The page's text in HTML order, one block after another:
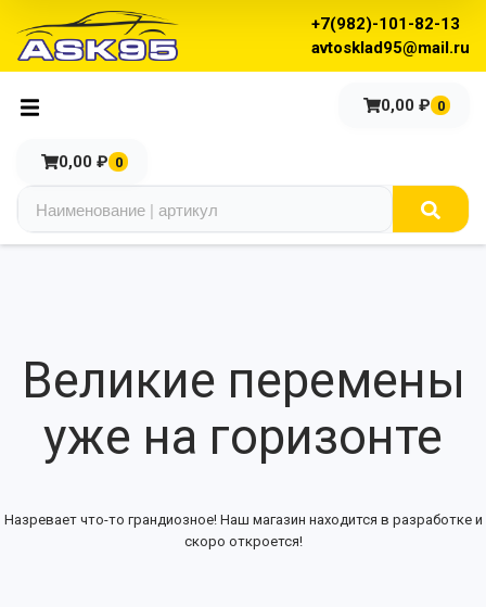
+7(982)-101-82-13
avtosklad95@mail.ru
0,00 ₽ 0
0,00 ₽ 0
Великие перемены
уже на горизонте
Назревает что-то грандиозное! Наш магазин находится в разработке и
скоро откроется!